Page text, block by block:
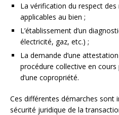
La vérification du respect des
applicables au bien ;
L’établissement d’un
électricité, gaz, etc.) ;
La demande d’une
procédure collective en
d’une copropriété.
Ces différentes démarches sont
sécurité juridique de la